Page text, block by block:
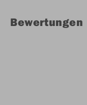
Bewertungen